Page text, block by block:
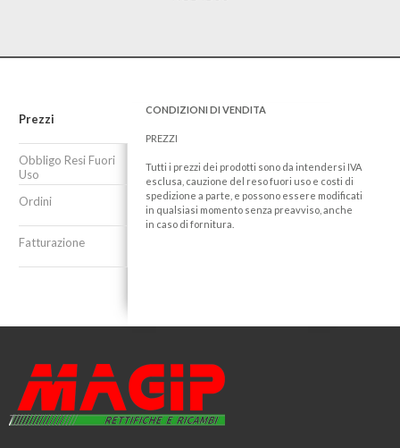
Prezzi
Obbligo Resi Fuori
Uso
Ordini
Fatturazione
CONDIZIONI DI VENDITA
PREZZI
Tutti i prezzi dei prodotti sono da intendersi IVA
esclusa, cauzione del reso fuori uso e costi di
spedizione a parte, e possono essere modificati
in qualsiasi momento senza preavviso, anche
in caso di fornitura.